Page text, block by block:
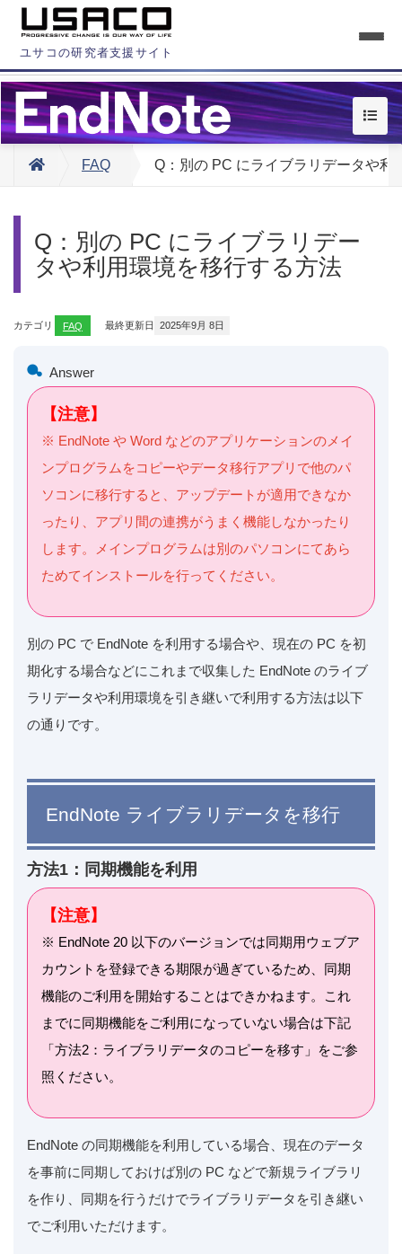
ユサコの研究者支援サイト
FAQ Q：別の PC にライブラリデータや利
Q：別の PC にライブラリデー
タや利用環境を移行する方法
カテゴリ FAQ 最終更新日 2025年9月 8日
Answer
【注意】
※ EndNote や Word などのアプリケーションのメイ
ンプログラムをコピーやデータ移行アプリで他のパ
ソコンに移行すると、アップデートが適用できなか
ったり、アプリ間の連携がうまく機能しなかったり
します。メインプログラムは別のパソコンにてあら
ためてインストールを行ってください。
別の PC で EndNote を利用する場合や、現在の PC を初
期化する場合などにこれまで収集した EndNote のライブ
ラリデータや利用環境を引き継いで利用する方法は以下
の通りです。
EndNote ライブラリデータを移行
方法1：同期機能を利用
【注意】
※ EndNote 20 以下のバージョンでは同期用ウェブア
カウントを登録できる期限が過ぎているため、同期
機能のご利用を開始することはできかねます。これ
までに同期機能をご利用になっていない場合は下記
「方法2：ライブラリデータのコピーを移す」をご参
照ください。
EndNote の同期機能を利用している場合、現在のデータ
を事前に同期しておけば別の PC などで新規ライブラリ
を作り、同期を行うだけでライブラリデータを引き継い
でご利用いただけます。